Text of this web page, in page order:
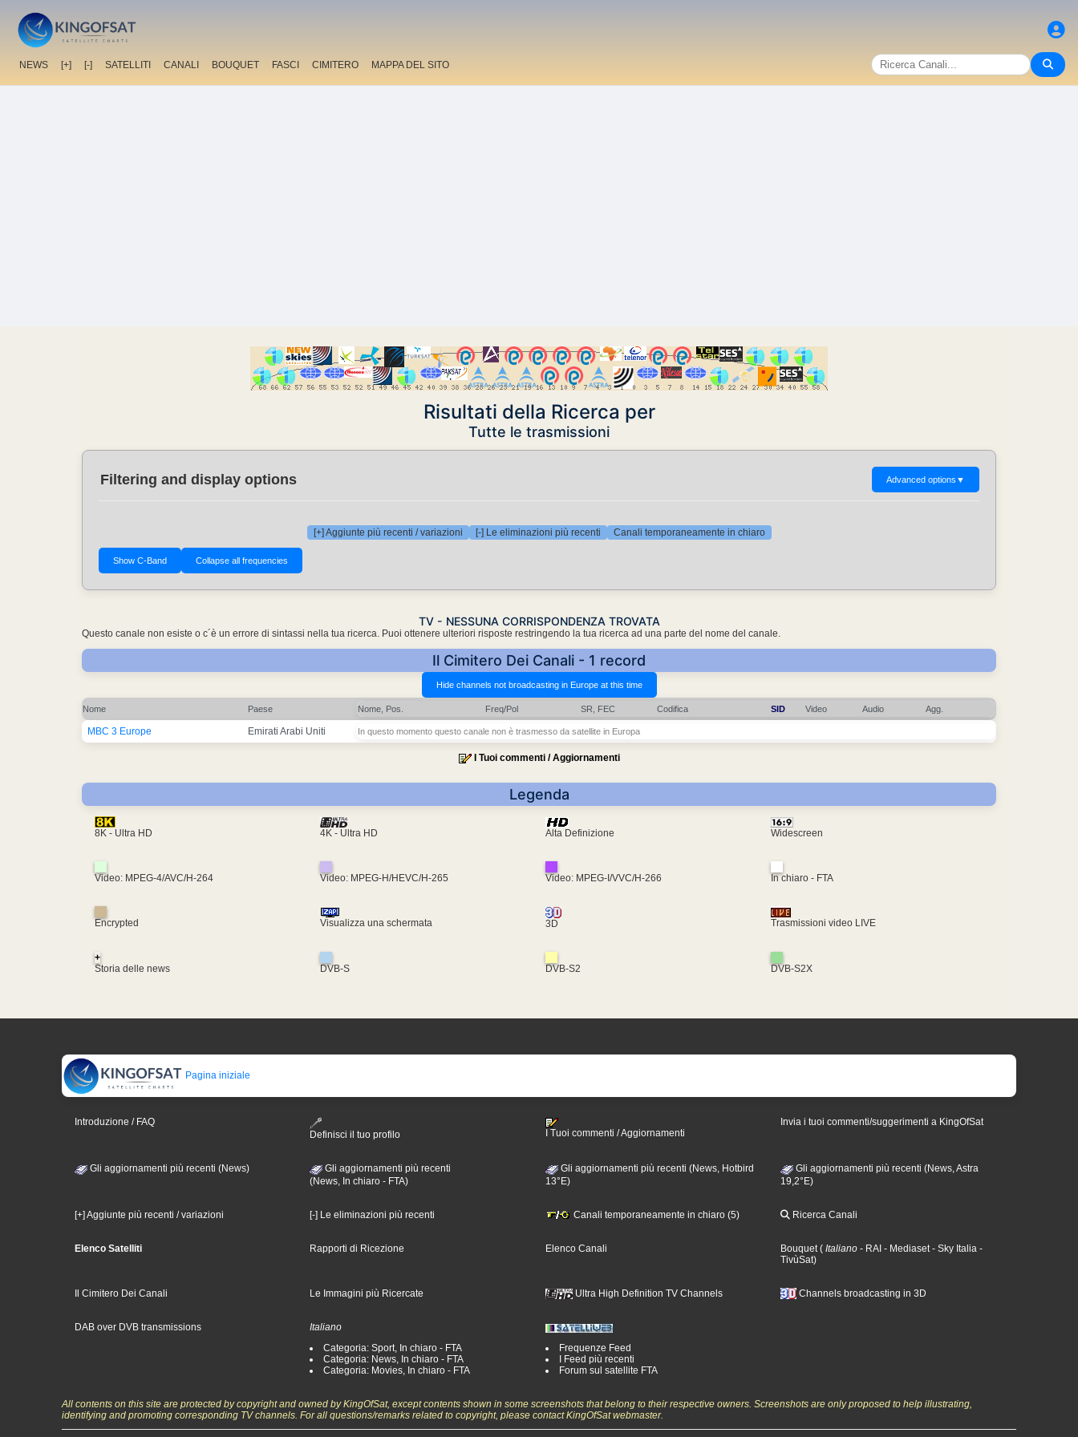
NEWS [+] [-] SATELLITI CANALI BOUQUET FASCI CIMITERO MAPPA DEL SITO
Risultati della Ricerca per
Tutte le trasmissioni
Filtering and display options Advanced options ▼
[+] Aggiunte più recenti / variazioni [-] Le eliminazioni più recenti Canali temporaneamente in chiaro
TV - NESSUNA CORRISPONDENZA TROVATA
Questo canale non esiste o c´è un errore di sintassi nella tua ricerca. Puoi ottenere ulteriori risposte restringendo la tua ricerca ad una parte del nome del canale.
Il Cimitero Dei Canali - 1 record
Nome Paese Nome, Pos. Freq/Pol SR, FEC Codifica SID Video Audio Agg.
MBC 3 Europe Emirati Arabi Uniti In questo momento questo canale non è trasmesso da satellite in Europa
I Tuoi commenti / Aggiornamenti
Legenda
8K - Ultra HD 4K - Ultra HD Alta Definizione Widescreen
Video: MPEG-4/AVC/H-264 Video: MPEG-H/HEVC/H-265 Video: MPEG-I/VVC/H-266 In chiaro - FTA
Encrypted Visualizza una schermata 3D Trasmissioni video LIVE
+
Storia delle news
DVB-S DVB-S2 DVB-S2X
Pagina iniziale
Introduzione / FAQ
Definisci il tuo profilo
I Tuoi commenti / Aggiornamenti
Invia i tuoi commenti/suggerimenti a KingOfSat
Gli aggiornamenti più recenti (News)
Gli aggiornamenti più recenti
(News, In chiaro - FTA)
Gli aggiornamenti più recenti (News, Hotbird
13°E)
Gli aggiornamenti più recenti (News, Astra
19,2°E)
[+] Aggiunte più recenti / variazioni [-] Le eliminazioni più recenti Canali temporaneamente in chiaro (5) Ricerca Canali
Elenco Satelliti Rapporti di Ricezione Elenco Canali Bouquet ( Italiano - RAI - Mediaset - Sky Italia -
TivùSat)
Il Cimitero Dei Canali Le Immagini più Ricercate Ultra High Definition TV Channels Channels broadcasting in 3D
DAB over DVB transmissions
Italiano
Categoria: Sport, In chiaro - FTA
Categoria: News, In chiaro - FTA
Categoria: Movies, In chiaro - FTA
Frequenze Feed
I Feed più recenti
Forum sul satellite FTA
All contents on this site are protected by copyright and owned by KingOfSat, except contents shown in some screenshots that belong to their respective owners. Screenshots are only proposed to help illustrating,
identifying and promoting corresponding TV channels. For all questions/remarks related to copyright, please contact KingOfSat webmaster.